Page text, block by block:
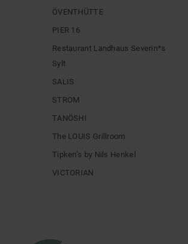
ÖVENTHÜTTE
PIER 16
Restaurant Landhaus Severin*s
Sylt
SALIS
STROM
TANÖSHI
The LOUIS Grillroom
Tipken’s by Nils Henkel
VICTORIAN